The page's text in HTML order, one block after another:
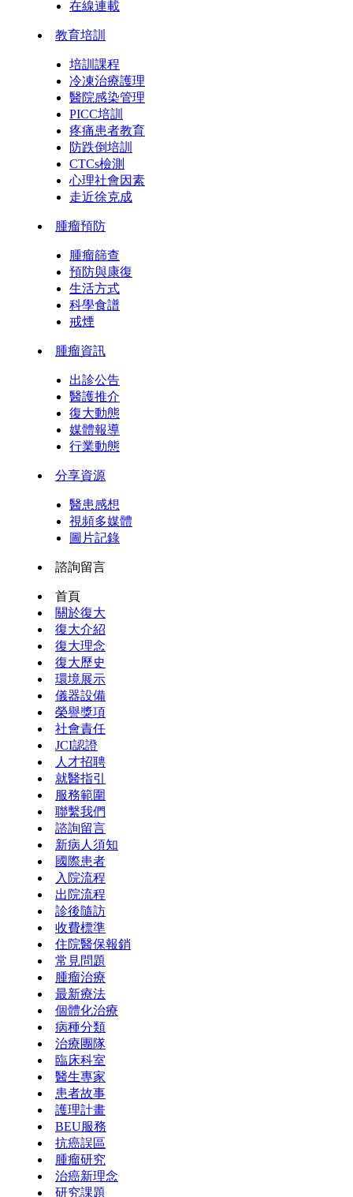
在線連載
教育培訓
培訓課程
冷凍治療護理
醫院感染管理
PICC培訓
疼痛患者教育
防跌倒培訓
CTCs檢測
心理社會因素
走近徐克成
腫瘤預防
腫瘤篩查
預防與康復
生活方式
科學食譜
戒煙
腫瘤資訊
出診公告
醫護推介
復大動態
媒體報導
行業動態
分享資源
醫患感想
視頻多媒體
圖片記錄
諮詢留言
首頁
關於復大
復大介紹
復大理念
復大歷史
環境展示
儀器設備
榮譽獎項
社會責任
JCI認證
人才招聘
就醫指引
服務範圍
聯繫我們
諮詢留言
新病人須知
國際患者
入院流程
出院流程
診後隨訪
收費標準
住院醫保報銷
常見問題
腫瘤治療
最新療法
個體化治療
病種分類
治療團隊
臨床科室
醫生專家
患者故事
護理計畫
BEU服務
抗癌誤區
腫瘤研究
治癌新理念
研究課題